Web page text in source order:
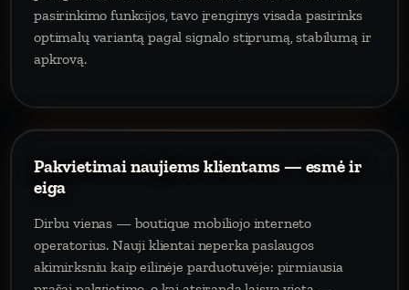
pasirinkimo funkcijos, tavo įrenginys visada pasirinks
optimalų variantą pagal signalo stiprumą, stabilumą ir
apkrovą.
Pakvietimai naujiems klientams — esmė ir
eiga
Dirbu vienas — boutique mobiliojo interneto
operatorius. Nauji klientai neperka paslaugos
akimirksniu kaip eilinėje parduotuvėje: pirmiausia